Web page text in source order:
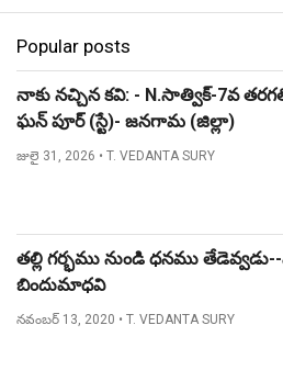
Popular posts
నాకు నచ్చిన కవి: - N.సాత్విక్-7వ
ఘన్ పూర్ (స్టే)- జనగామ (జిల్లా)
జులై 31, 2026 • T. VEDANTA SURY
తల్లి గర్భము నుండి ధనము
బిందుమాధవి
నవంబర్ 13, 2020 • T. VEDANTA SURY